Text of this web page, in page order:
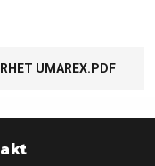
UMAREX.PDF